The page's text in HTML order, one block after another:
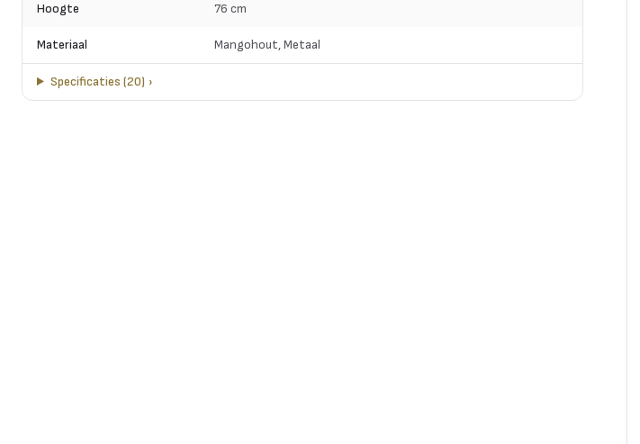
Hoogte 76 cm
Materiaal Mangohout, Metaal
Specificaties (20) ›